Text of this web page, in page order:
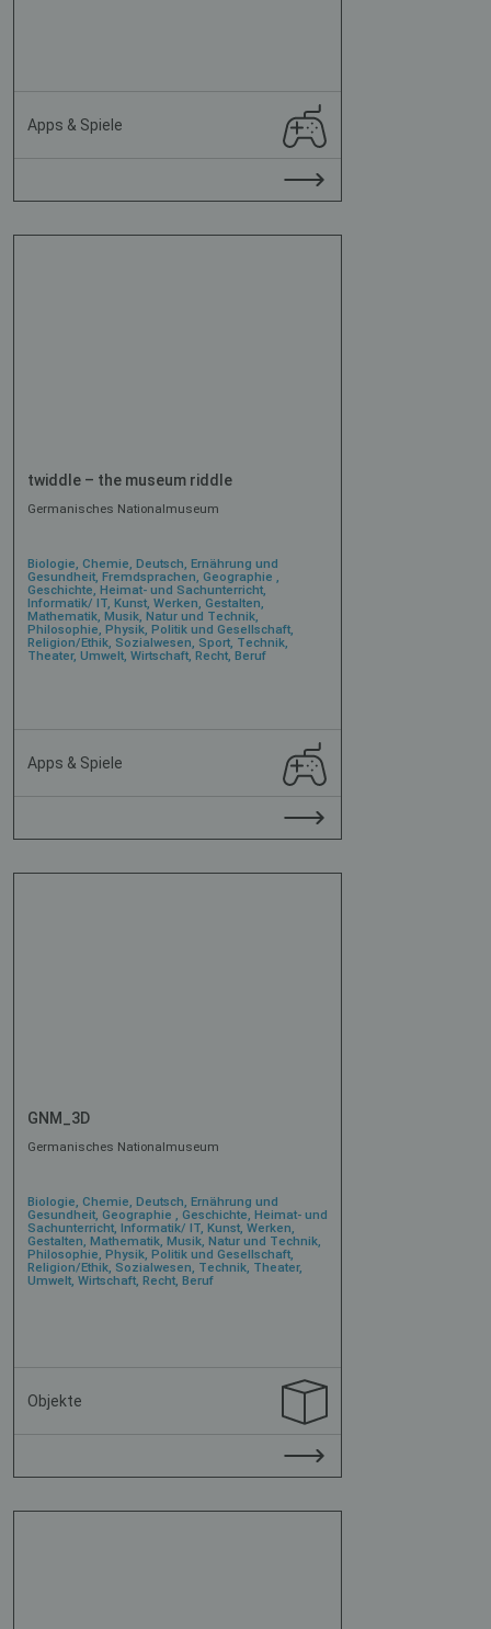
Apps & Spiele
twiddle – the museum riddle
Germanisches Nationalmuseum
Biologie, Chemie, Deutsch, Ernährung und
Gesundheit, Fremdsprachen, Geographie ,
Geschichte, Heimat- und Sachunterricht,
Informatik/ IT, Kunst, Werken, Gestalten,
Mathematik, Musik, Natur und Technik,
Philosophie, Physik, Politik und Gesellschaft,
Religion/Ethik, Sozialwesen, Sport, Technik,
Theater, Umwelt, Wirtschaft, Recht, Beruf
Apps & Spiele
GNM_3D
Germanisches Nationalmuseum
Biologie, Chemie, Deutsch, Ernährung und
Gesundheit, Geographie , Geschichte, Heimat- und
Sachunterricht, Informatik/ IT, Kunst, Werken,
Gestalten, Mathematik, Musik, Natur und Technik,
Philosophie, Physik, Politik und Gesellschaft,
Religion/Ethik, Sozialwesen, Technik, Theater,
Umwelt, Wirtschaft, Recht, Beruf
Objekte